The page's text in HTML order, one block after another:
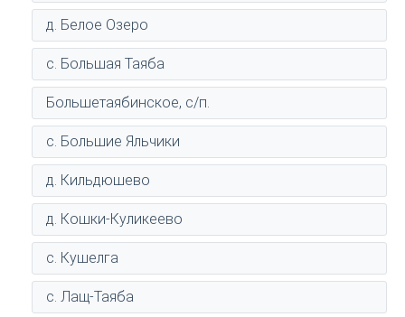
д. Белое Озеро
с. Большая Таяба
Большетаябинское, с/п.
с. Большие Яльчики
д. Кильдюшево
д. Кошки-Куликеево
с. Кушелга
с. Лащ-Таяба